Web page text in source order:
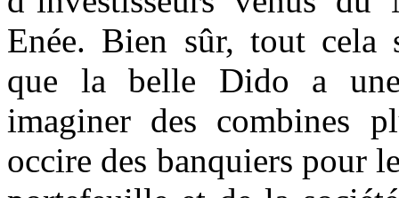
Enée. Bien sûr, tout cela
que la belle Dido a une
imaginer des combines
occire des banquiers pour